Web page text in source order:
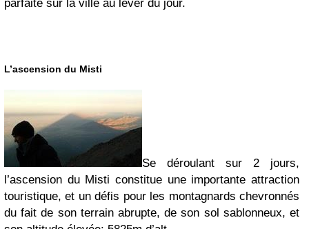
parfaite sur la ville au lever du jour.
L’ascension du Misti
Se déroulant sur 2 jours,
l’ascension du Misti constitue une importante attraction
touristique, et un défis pour les montagnards chevronnés
du fait de son terrain abrupte, de son sol sablonneux, et